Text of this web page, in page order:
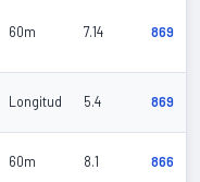
60m 7.14 869
Longitud 5.4 869
60m 8.1 866